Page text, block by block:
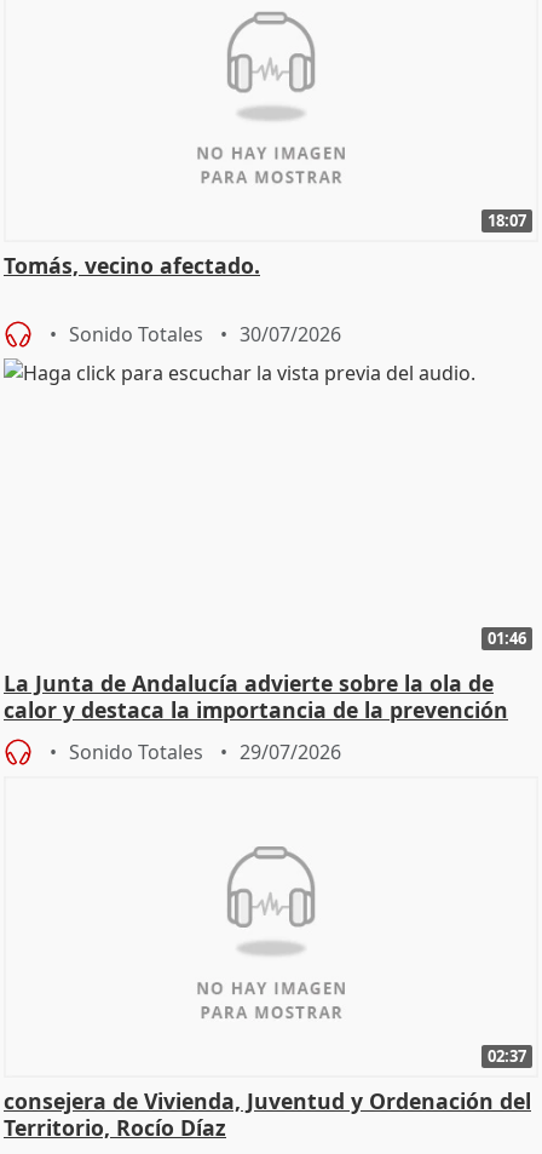
18:07
Tomás, vecino afectado.
Sonido Totales 30/07/2026
01:46
La Junta de Andalucía advierte sobre la ola de
calor y destaca la importancia de la prevención
Sonido Totales 29/07/2026
02:37
consejera de Vivienda, Juventud y Ordenación del
Territorio, Rocío Díaz